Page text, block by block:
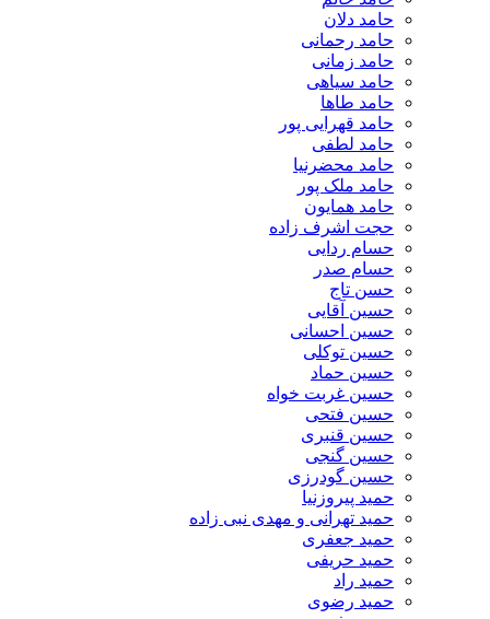
حامد دلان
حامد رحمانی
حامد زمانی
حامد سیاهی
حامد طاها
حامد قهرایی پور
حامد لطفی
حامد محضرنیا
حامد ملک پور
حامد همایون
حجت اشرف زاده
حسام ردایی
حسام صدر
حسن تاج
حسین آقایی
حسین احسانی
حسین توکلی
حسین حماد
حسین غربت خواه
حسین فتحی
حسین قنبری
حسین گنجی
حسین گودرزی
حمید پیروزنیا
حمید تهرانی و مهدی نبی زاده
حمید جعفری
حمید حریفی
حمید راد
حمید رضوی